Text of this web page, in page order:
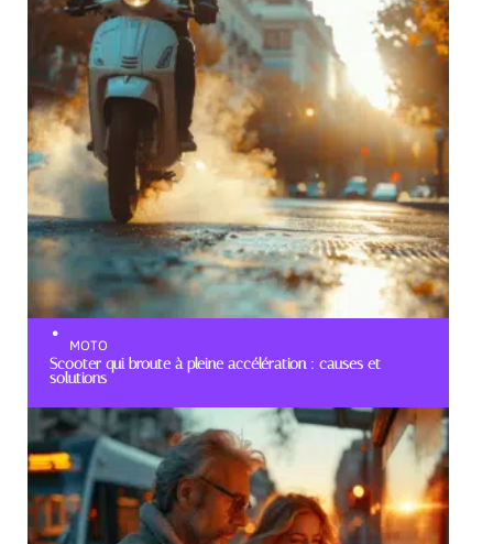
MOTO
Scooter qui broute à pleine accélération : causes et
solutions